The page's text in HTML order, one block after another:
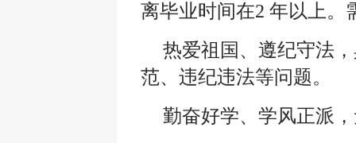
离毕业时间在2 年以上。
热爱祖国、遵纪守法
范、违纪违法等问题。
勤奋好学、学风正派